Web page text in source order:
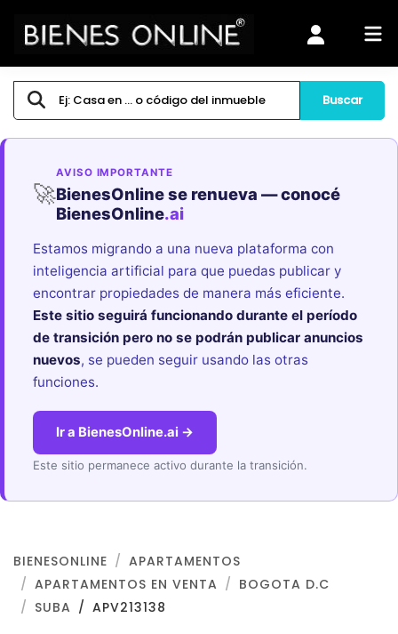
Buscar
🚀
AVISO IMPORTANTE
BienesOnline se renueva — conocé
BienesOnline.ai
Estamos migrando a una nueva plataforma con
inteligencia artificial para que puedas publicar y
encontrar propiedades de manera más eficiente.
Este sitio seguirá funcionando durante el período
de transición pero no se podrán publicar anuncios
nuevos, se pueden seguir usando las otras
funciones.
Ir a BienesOnline.ai →
Este sitio permanece activo durante la transición.
BIENESONLINE
APARTAMENTOS
APARTAMENTOS EN VENTA
BOGOTA D.C
SUBA
APV213138